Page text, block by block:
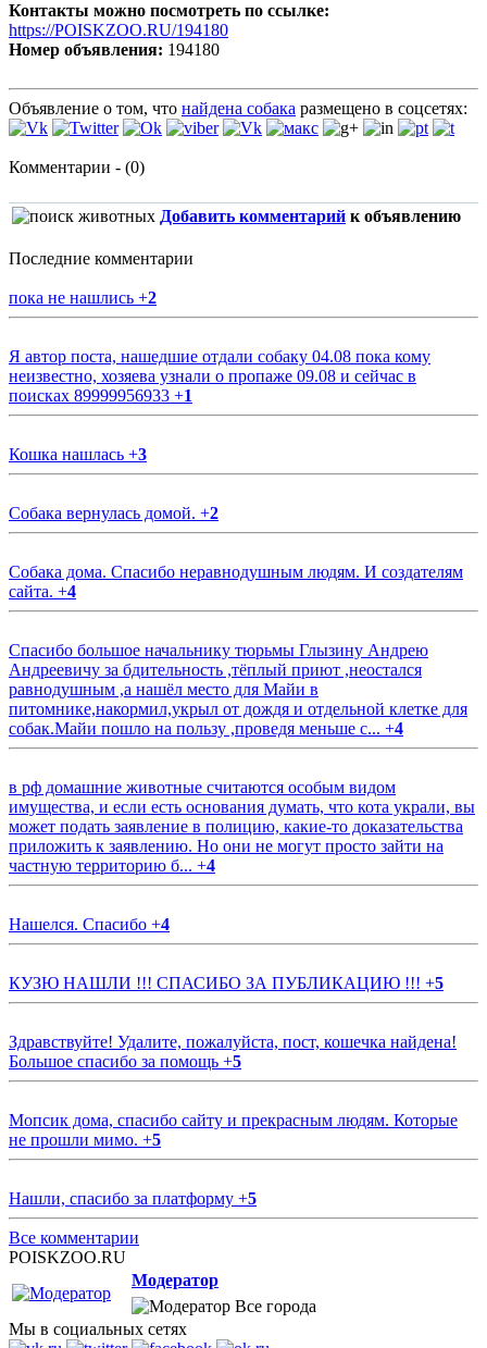
Контакты можно посмотреть по ссылке:
https://POISKZOO.RU/194180
Номер объявления: 194180
Объявление о том, что найдена собака размещено в соцсетях:
Комментарии - (0)
Добавить комментарий к объявлению
Последние комментарии
пока не нашлись +2
Я автор поста, нашедшие отдали собаку 04.08 пока кому
неизвестно, хозяева узнали о пропаже 09.08 и сейчас в
поисках 89999956933 +1
Кошка нашлась +3
Собака вернулась домой. +2
Собака дома. Спасибо неравнодушным людям. И создателям
сайта. +4
Спасибо большое начальнику тюрьмы Глызину Андрею
Андреевичу за бдительность ,тёплый приют ,неостался
равнодушным ,а нашёл место для Майи в
питомнике,накормил,укрыл от дождя и отдельной клетке для
собак.Майи пошло на пользу ,проведя меньше с... +4
в рф домашние животные считаются особым видом
имущества, и если есть основания думать, что кота украли, вы
может подать заявление в полицию, какие-то доказательства
приложить к заявлению. Но они не могут просто зайти на
частную территорию б... +4
Нашелся. Спасибо +4
КУЗЮ НАШЛИ !!! СПАСИБО ЗА ПУБЛИКАЦИЮ !!! +5
Здравствуйте! Удалите, пожалуйста, пост, кошечка найдена!
Большое спасибо за помощь +5
Мопсик дома, спасибо сайту и прекрасным людям. Которые
не прошли мимо. +5
Нашли, спасибо за платформу +5
Все комментарии
POISKZOO.RU
Модератор
Все города
Мы в социальных сетях